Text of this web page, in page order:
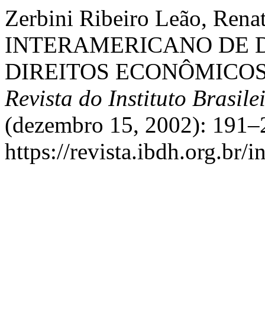
Zerbini Ribeiro Leão,
INTERAMERICANO DE
DIREITOS
Revista do Instituto
(dezembro 15, 2002):
https://revista.ibdh.org.br/